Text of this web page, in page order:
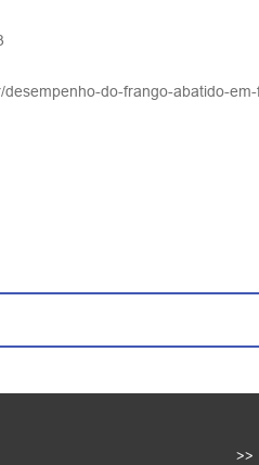
desempenho-do-frango-abatido-
>>